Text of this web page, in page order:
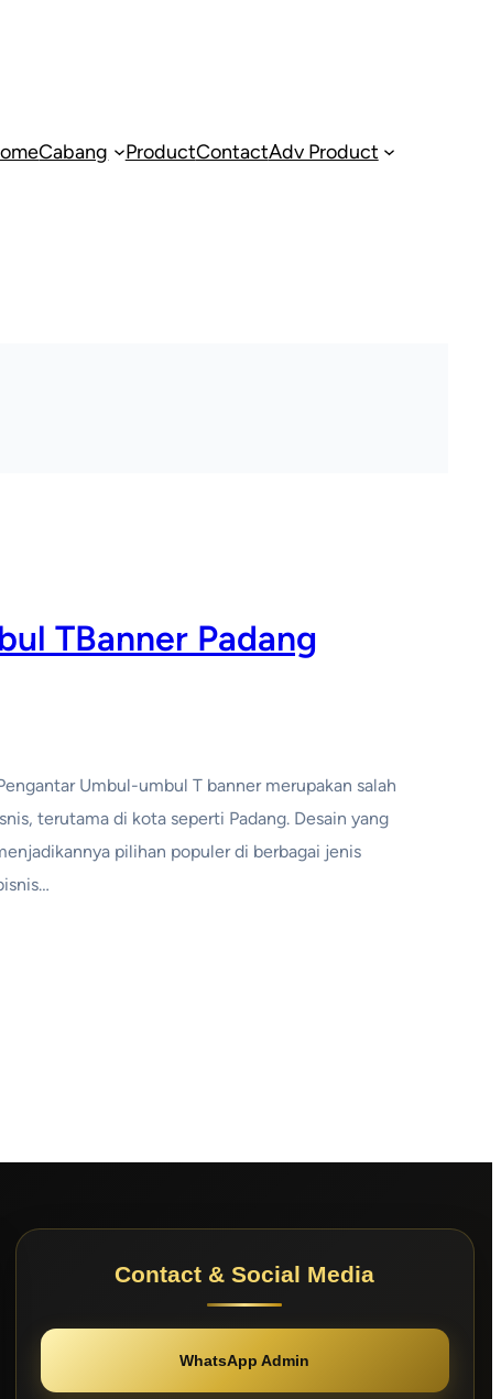
Cabang ProductContactAdv Product
TBanner Padang
Umbul-umbul T banner merupakan salah
terutama di kota seperti Padang. Desain yang
pilihan populer di berbagai jenis
Contact & Social Media
WhatsApp Admin